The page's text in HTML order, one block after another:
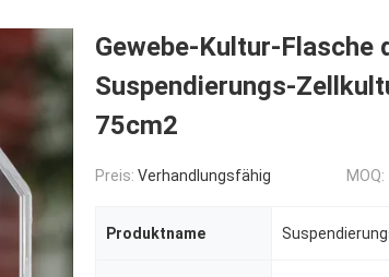
Gewebe-Kultur-Flasche
Suspendierungs-
75cm2
Preis: Verhandlungsfähig MOQ:
Produktname